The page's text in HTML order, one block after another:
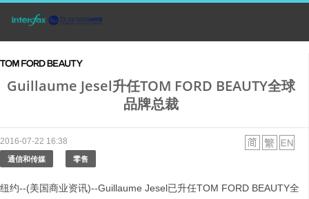
Guillaume Jesel升任TOM FORD BEAUTY全球
品牌总裁
2016-07-22 16:38
通信和传媒 零售
纽约--(美国商业资讯)--Guillaume Jesel已升任TOM FORD BEAUTY全